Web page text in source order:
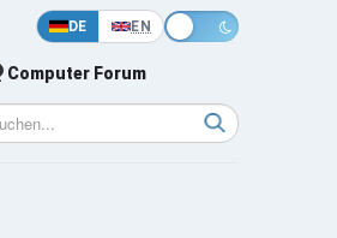
DE EN
Computer Forum